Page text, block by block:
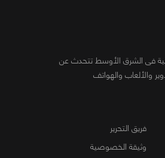
فى الشرق الأوسط تتحدث عن
والألعاب والهواتف
فريق التحرير
وثيقة الخصوصية